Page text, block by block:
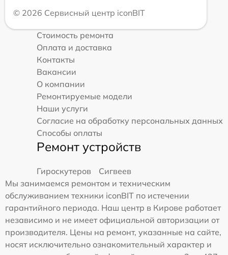
© 2026 Сервисный центр iconBIT
Стоимость ремонта
Оплата и доставка
Контакты
Вакансии
О компании
Ремонтируемые модели
Наши услуги
Согласие на обработку персональных данных
Способы оплаты
Ремонт устройств
Гироскутеров
Сигвеев
Мы занимаемся ремонтом и техническим
обслуживанием техники iconBIT по истечении
гарантийного периода. Наш центр в Кирове работает
независимо и не имеет официальной авторизации от
производителя. Цены на ремонт, указанные на сайте,
носят исключительно ознакомительный характер и